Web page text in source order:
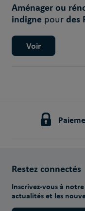
Aménager ou
indigne pourdes
Voir
Restez connectés
Inscrivez-vous à
actualités et les